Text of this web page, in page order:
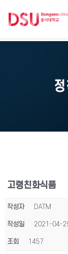
고령친화식품
작성자 DATM
작성일 2021-04-
조회 1457